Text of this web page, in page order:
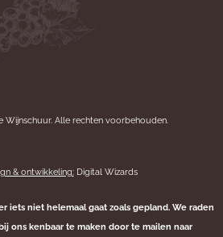
Alle rechten voorbehouden.
& ontwikkeling:Digital Wizards
iets niet helemaal gaat zoals gepland. We raden
ons kenbaar te maken door te mailen naar